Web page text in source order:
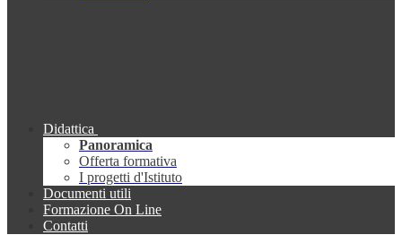
Didattica
Panoramica
Offerta formativa
I progetti d'Istituto
Documenti utili
Formazione On Line
Contatti